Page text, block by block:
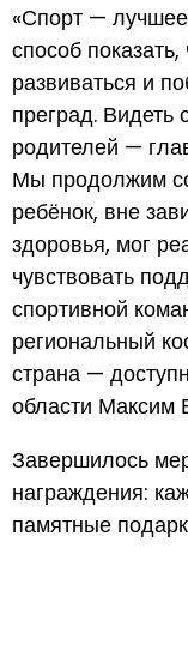
«Спорт —
способ
развиваться и
преград. Видеть
родителей —
Мы продолжим
ребёнок, вне
здоровья, мог
чувствовать
спортивной
региональный
страна —
области Максим
Завершилось
награждения:
памятные